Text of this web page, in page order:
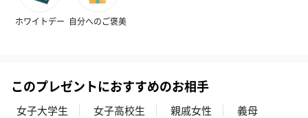
リラックスグッズを同梱してお届けします。
ホワイトデー 自分へのご褒美
このプレゼントにおすすめのお相手
女子大学生 女子高校生 親戚女性
義母